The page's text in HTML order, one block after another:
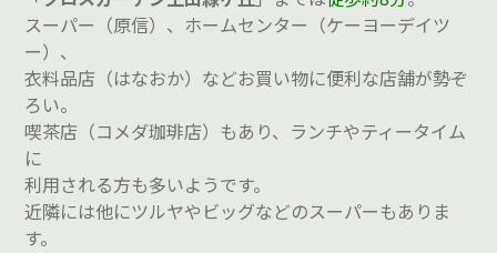
スーパー（原信）、ホームセンター（ケーヨーデイツ
ー）、
衣料品店（はなおか）などお買い物に便利な店舗が勢ぞ
ろい。
喫茶店（コメダ珈琲店）もあり、ランチやティータイム
に
利用される方も多いようです。
近隣には他にツルヤやビッグなどのスーパーもありま
す。